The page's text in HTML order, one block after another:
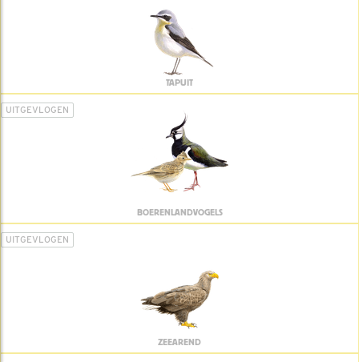
TAPUIT
UITGEVLOGEN
BOERENLANDVOGELS
UITGEVLOGEN
ZEEAREND